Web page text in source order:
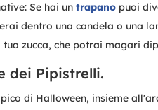
Se hai untrapano puoi
dentro una candela o una
zucca, che potrai magari
dei Pipistrelli.
di Halloween, insieme